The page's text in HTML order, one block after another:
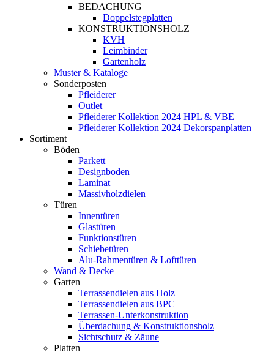
BEDACHUNG
Doppelstegplatten
KONSTRUKTIONSHOLZ
KVH
Leimbinder
Gartenholz
Muster & Kataloge
Sonderposten
Pfleiderer
Outlet
Pfleiderer Kollektion 2024 HPL & VBE
Pfleiderer Kollektion 2024 Dekorspanplatten
Sortiment
Böden
Parkett
Designboden
Laminat
Massivholzdielen
Türen
Innentüren
Glastüren
Funktionstüren
Schiebetüren
Alu-Rahmentüren & Lofttüren
Wand & Decke
Garten
Terrassendielen aus Holz
Terrassendielen aus BPC
Terrassen-Unterkonstruktion
Überdachung & Konstruktionsholz
Sichtschutz & Zäune
Platten